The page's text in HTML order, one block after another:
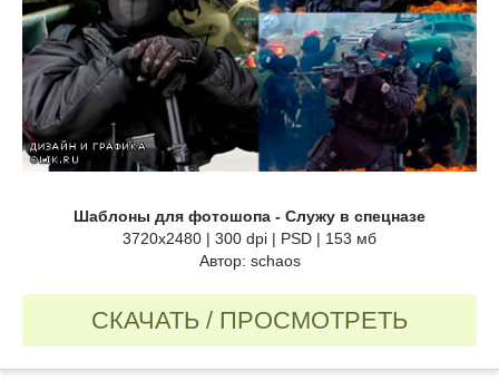
Шаблоны для фотошопа - Служу в спецназе
3720х2480 | 300 dpi | PSD | 153 мб
Автор: schaos
СКАЧАТЬ / ПРОСМОТРЕТЬ